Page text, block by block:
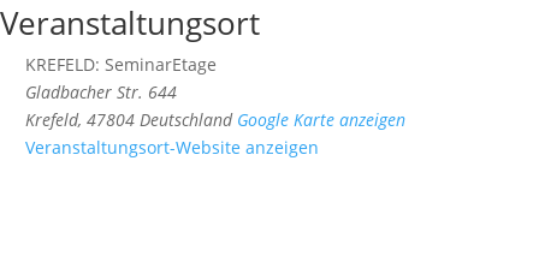
Veranstaltungsort
KREFELD: SeminarEtage
Gladbacher Str. 644
Krefeld, 47804 Deutschland Google Karte anzeigen
Veranstaltungsort-Website anzeigen